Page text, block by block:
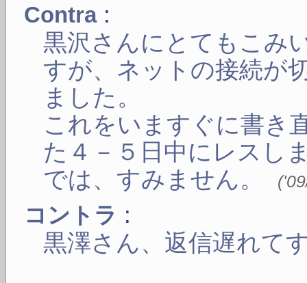
Contra :
黒沢さんにとてもこみ
すが、ネットの接続が
ました。
これをいますぐに書き
た４－５日中にレスし
では、すみません。
(
コントラ :
黒澤さん、返信遅れて